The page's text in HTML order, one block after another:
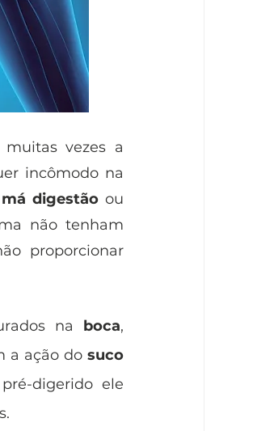
incômodo na
má digestão
não tenham
proporcionar
na boca,
a ação do suco
digerido ele